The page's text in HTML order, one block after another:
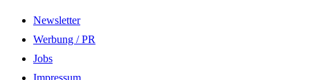
Newsletter
Werbung / PR
Jobs
Impressum